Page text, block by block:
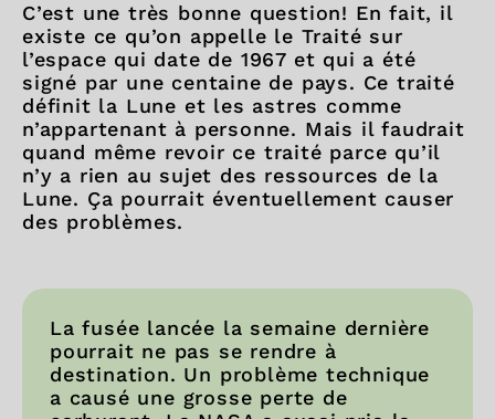
C’est une très bonne question! En fait, il
existe ce qu’on appelle le Traité sur
l’espace qui date de 1967 et qui a été
signé par une centaine de pays. Ce traité
définit la Lune et les astres comme
n’appartenant à personne. Mais il faudrait
quand même revoir ce traité parce qu’il
n’y a rien au sujet des ressources de la
Lune. Ça pourrait éventuellement causer
des problèmes.
La fusée lancée la semaine dernière
pourrait ne pas se rendre à
destination. Un problème technique
a causé une grosse perte de